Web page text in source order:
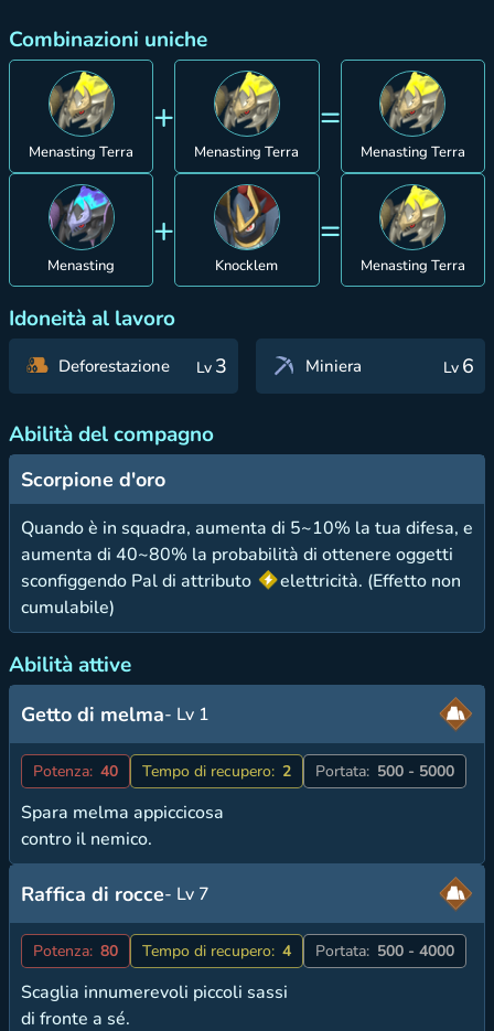
Combinazioni uniche
Menasting Terra
+
Menasting Terra
=
Menasting Terra
Menasting
+
Knocklem
=
Menasting Terra
Idoneità al lavoro
Deforestazione Lv 3 Miniera Lv 6
Abilità del compagno
Scorpione d'oro
Quando è in squadra, aumenta di 5~10% la tua difesa, e
aumenta di 40~80% la probabilità di ottenere oggetti
sconfiggendo Pal di attributo
elettricità. (Effetto non
cumulabile)
Abilità attive
Getto di melma- Lv 1
Potenza: 40 Tempo di recupero: 2 Portata: 500 - 5000
Spara melma appiccicosa
contro il nemico.
Raffica di rocce- Lv 7
Potenza: 80 Tempo di recupero: 4 Portata: 500 - 4000
Scaglia innumerevoli piccoli sassi
di fronte a sé.